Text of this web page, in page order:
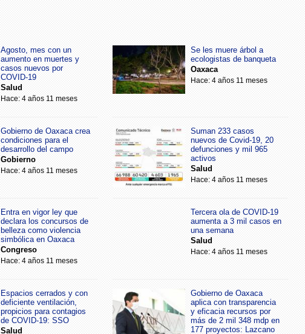
Agosto, mes con un
aumento en muertes y
casos nuevos por
COVID-19
Salud
Hace: 4 años 11 meses
Se les muere árbol a
ecologistas de banqueta
Oaxaca
Hace: 4 años 11 meses
Gobierno de Oaxaca crea
condiciones para el
desarrollo del campo
Gobierno
Hace: 4 años 11 meses
Suman 233 casos
nuevos de Covid-19, 20
defunciones y mil 965
activos
Salud
Hace: 4 años 11 meses
Entra en vigor ley que
declara los concursos de
belleza como violencia
simbólica en Oaxaca
Congreso
Hace: 4 años 11 meses
Tercera ola de COVID-19
aumenta a 3 mil casos en
una semana
Salud
Hace: 4 años 11 meses
Espacios cerrados y con
deficiente ventilación,
propicios para contagios
de COVID-19: SSO
Salud
Gobierno de Oaxaca
aplica con transparencia
y eficacia recursos por
más de 2 mil 348 mdp en
177 proyectos: Lazcano